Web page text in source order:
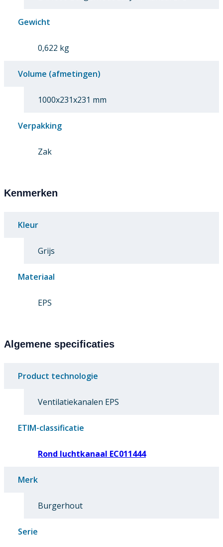
Gewicht
0,622 kg
Volume (afmetingen)
1000x231x231 mm
Verpakking
Zak
Kenmerken
Kleur
Grijs
Materiaal
EPS
Algemene specificaties
Product technologie
Ventilatiekanalen EPS
ETIM-classificatie
Rond luchtkanaal EC011444
Merk
Burgerhout
Serie